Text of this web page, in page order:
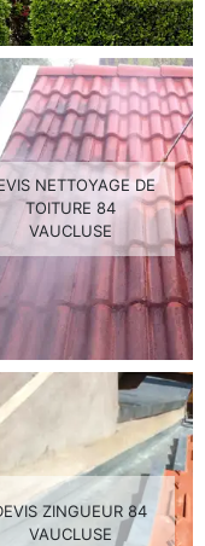
NETTOYAGE DE
TOITURE 84
VAUCLUSE
ZINGUEUR 84
VAUCLUSE